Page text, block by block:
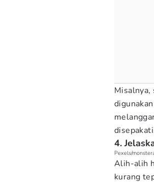
Misalnya,
4.
Pexels/
Alih-alih
kurang